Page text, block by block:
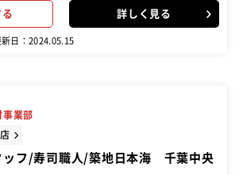
丁さばき／
識／魚の知識／野菜の知識／出店開業ノウハウ
発／仕入れ・食材の目利き
詳しく見る
新日：2024.05.15
事業部
ッフ/寿司職人/築地日本海 千葉中央